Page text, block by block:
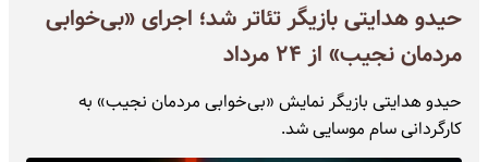
حیدو هدایتی بازیگر تئاتر شد؛ اجرای «بی‌خوابی
مردمان نجیب» از ۲۴ مرداد
حیدو هدایتی بازیگر نمایش «بی‌خوابی مردمان نجیب» به
کارگردانی سام موسایی شد.